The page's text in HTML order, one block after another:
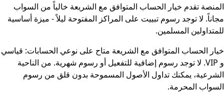
المنصة تقدم خيار الحساب المتوافق مع الشريعة خالياً من السواب
مجاناً. لا توجد رسوم تبييت على المراكز المفتوحة ليلاً - ميزة أساسية
للمتداولين المسلمين.
خيار الحساب المتوافق مع الشريعة متاح على نوعي الحسابات: قياسي
و VIP. لا توجد رسوم إضافية للتفعيل أو رسوم شهرية. من الناحية
الشرعية، يمكنك تداول الأصول المسموحة بدون قلق من رسوم
السواب المحرمة.